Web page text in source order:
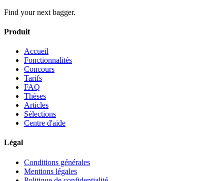
Find your next bagger.
Produit
Accueil
Fonctionnalités
Concours
Tarifs
FAQ
Thèses
Articles
Sélections
Centre d'aide
Légal
Conditions générales
Mentions légales